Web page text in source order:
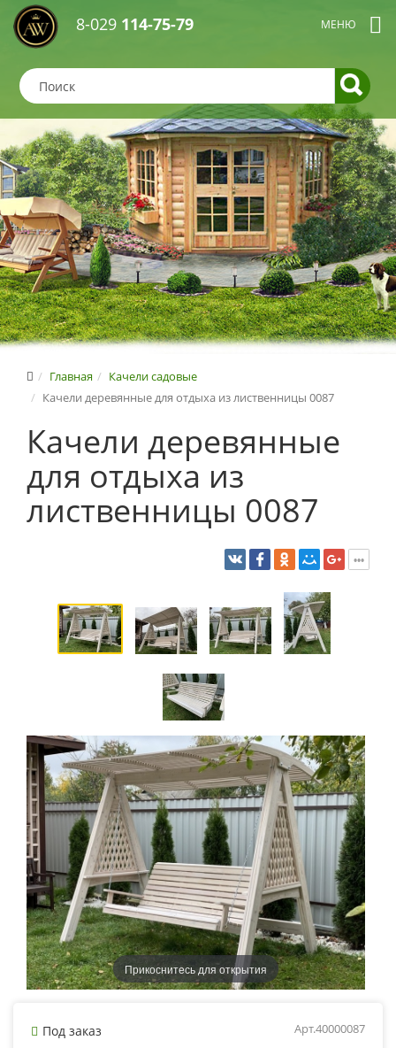
8-029 114-75-79
Главная
Качели садовые
Качели деревянные для отдыха из лиственницы 0087
Качели деревянные
для отдыха из
лиственницы 0087
Прикоснитесь для открытия
Под заказ Арт.40000087